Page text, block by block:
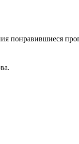
понравившиеся